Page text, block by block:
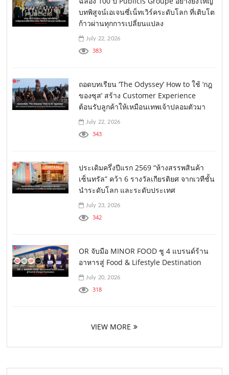
บทพิสูจน์เอเจนซี่เน็ทเวิร์คระดับโลก ที่เติบโต
ก้าวผ่านทุกการเปลี่ยนแปลง
July 22, 2026
383
ถอดบทเรียน ‘The Odyssey’ How to ใช้ ‘กฎ
ของซุส’ สร้าง Customer Experience
ต้อนรับลูกค้าให้เหมือนเทพเจ้าปลอมตัวมา
July 22, 2026
343
ประเดิมครึ่งปีแรก 2569 “ห้างสรรพสินค้า
เซ็นทรัล” คว้า 6 รางวัลเกียรติยศ จากเวทีชั้น
นำระดับโลก และระดับประเทศ
July 23, 2026
342
OR จับมือ MINOR FOOD ชู 4 แบรนด์ร้าน
อาหารสู่ Food & Lifestyle Destination
July 20, 2026
318
VIEW MORE